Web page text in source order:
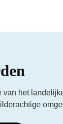
van het